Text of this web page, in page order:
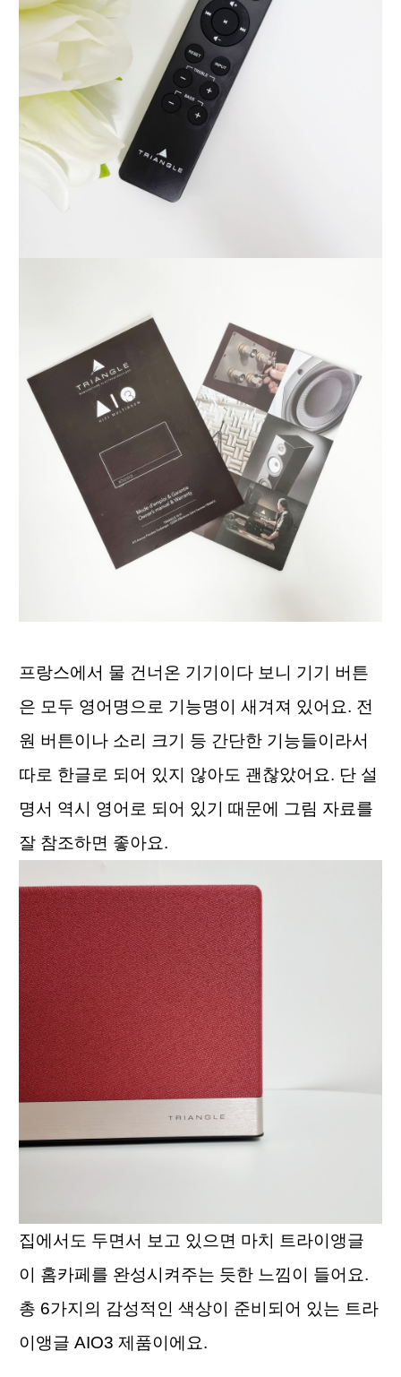
프랑스에서 물 건너온 기기이다 보니 기기 버튼
은 모두 영어명으로 기능명이 새겨져 있어요. 전
원 버튼이나 소리 크기 등 간단한 기능들이라서
따로 한글로 되어 있지 않아도 괜찮았어요. 단 설
명서 역시 영어로 되어 있기 때문에 그림 자료를
잘 참조하면 좋아요.
집에서도 두면서 보고 있으면 마치 트라이앵글
이 홈카페를 완성시켜주는 듯한 느낌이 들어요.
총 6가지의 감성적인 색상이 준비되어 있는 트라
이앵글 AIO3 제품이에요.